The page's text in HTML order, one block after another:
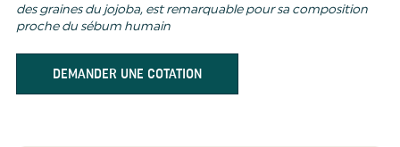
des graines du jojoba, est remarquable pour sa composition
proche du sébum humain
DEMANDER UNE COTATION